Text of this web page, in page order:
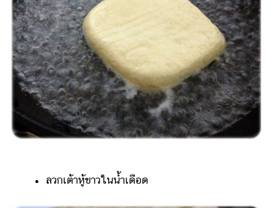
ร่วม
งาน
กับ
เรา
• ลวกเต้าหู้ขาวในน้ำเดือด